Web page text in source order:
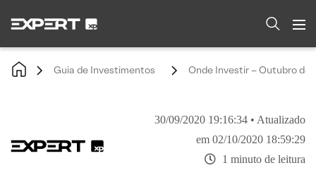
Guia de Investimentos Onde Investir – Outubro de
30/09/2020 19:16:34 • Atualizado
em 02/10/2020 18:59:29
1 minuto de leitura